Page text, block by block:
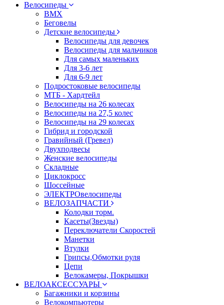
Велосипеды
BMX
Беговелы
Детские велосипеды
Велосипеды для девочек
Велосипеды для мальчиков
Для самых маленьких
Для 3-6 лет
Для 6-9 лет
Подростоковые велосипеды
МТБ - Хардтейл
Велосипеды на 26 колесах
Велосипеды на 27,5 колес
Велосипеды на 29 колесах
Гибрид и городской
Гравийный (Гревел)
Двухподвесы
Женские велосипеды
Складные
Циклокросс
Шоссейные
ЭЛЕКТРОвелосипеды
ВЕЛОЗАПЧАСТИ
Колодки торм.
Касеты(Звезды)
Переключатели Скоростей
Манетки
Втулки
Грипсы,Обмотки руля
Цепи
Велокамеры, Покрышки
ВЕЛОАКСЕССУАРЫ
Багажники и корзины
Велокомпьютеры